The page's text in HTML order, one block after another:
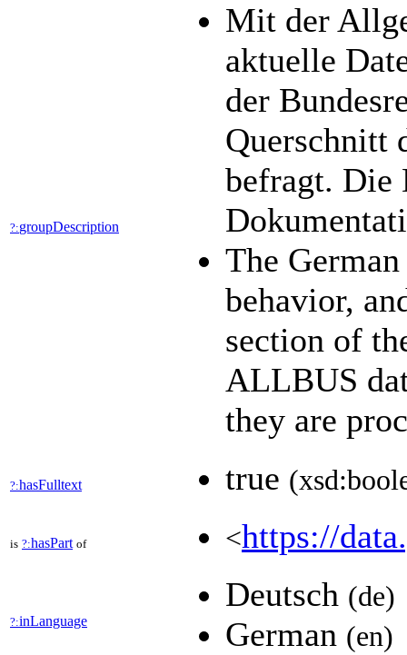
?:groupDescription
Mit der
aktuelle
der
Querschnitt
befragt. Die
The
behavior,
section of
ALLBUS
they are
?:hasFulltext true
is ?:hasPart of <https://
?:inLanguage
Deutsch (de)
German (en)